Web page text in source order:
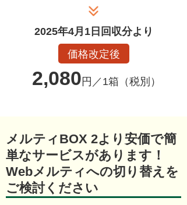
2025年4月1日回収分より
価格改定後
2,080 円／1箱（税別）
メルティBOX 2より安価で簡
単なサービスがあります！
Webメルティへの切り替えを
ご検討ください